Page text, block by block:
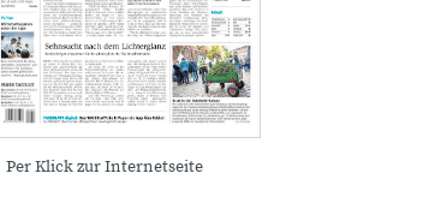
Per Klick zur Internetseite